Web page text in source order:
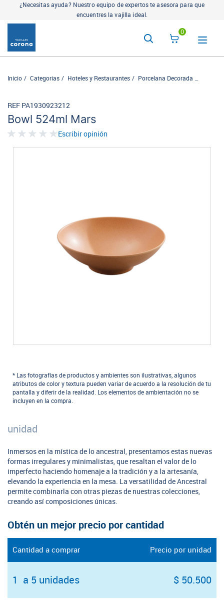
¿Necesitas ayuda? Nuestro equipo de expertos te asesora para que
encuentres la vajilla ideal.
0
Inicio Categorias Hoteles y Restaurantes Porcelana Decorada
Bowl 524ml Mars
REF PA1930923212
Escribir opinión
* Las fotografías de productos y ambientes son ilustrativas, algunos
atributos de color y textura pueden variar de acuerdo a la resolución de tu
pantalla y diferir de la realidad. Los elementos de ambientación no se
incluyen en la compra.
unidad
Inmersos en la mística de lo ancestral, presentamos estas nuevas
formas irregulares y minimalistas, que resaltan el valor de lo
imperfecto haciendo homenaje a la tradición y a la artesanía,
elevando la experiencia en la mesa. La versatilidad de Ancestral
permite combinarla con otras piezas de nuestras colecciones,
creando así composiciones únicas.
Obtén un mejor precio por cantidad
Cantidad a comprar Precio por unidad
1 a 5 unidades $ 50.500